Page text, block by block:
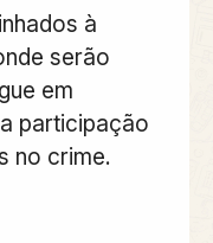
à
serão
em
participação
no crime.